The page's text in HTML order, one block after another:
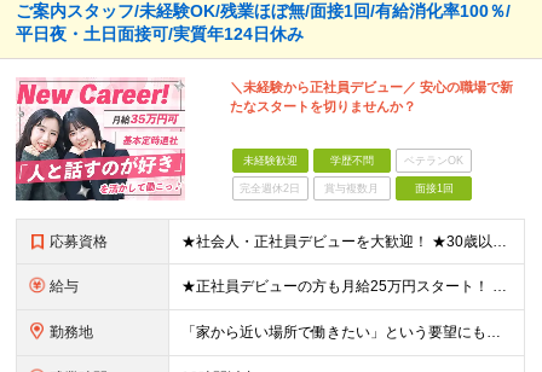
ご案内スタッフ/未経験OK/残業ほぼ無/面接1回/有給消化率100％/
平日夜・土日面接可/実質年124日休み
＼未経験から正社員デビュー／ 安心の職場で新
たなスタートを切りませんか？
未経験歓迎 学歴不問 ベテランOK
完全週休2日 賞与複数月 面接1回
応募資格 ★社会人・正社員デビューを大歓迎！ ★30歳以下限定（※若年層の長期キャリア形成のため） ★学歴・経験一切不問！ -------【採用担当】より------------ 「過去は変えられないけど、未
給与 ★正社員デビューの方も月給25万円スタート！ ★プロジェクト先でインセンティブが出ることもあります◎ ＼未経験1年目想定年収：348万円～468万円／ 月給：25万円～35万円＋交通費全額支給＋資格
勤務地 「家から近い場所で働きたい」という要望にもお応えします！※実例あり ★一都三県（東京都・埼玉県・神奈川県・千葉県）のいずれかの携帯ショップやイベント会場に配属 ■本社 東京都豊島区南池袋2-33-7